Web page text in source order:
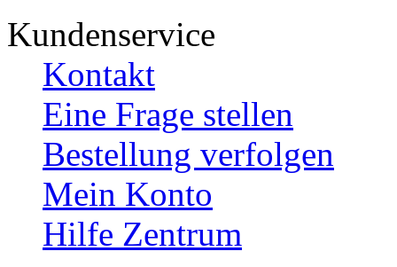
Kundenservice
Kontakt
Eine Frage stellen
Bestellung verfolgen
Mein Konto
Hilfe Zentrum